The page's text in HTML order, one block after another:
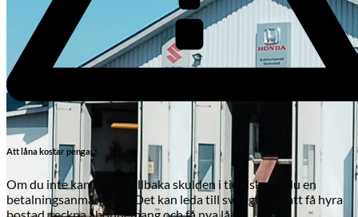
Att låna kostar pengar!
Om du inte kan betala tillbaka skulden i tid riskerar du en
betalningsanmärkning. Det kan leda till svårigheter att få hyra